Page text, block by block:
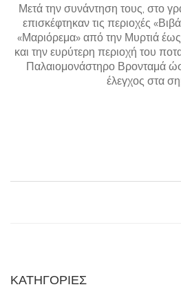
Μετά την συνάντηση τους, στο
επισκέφτηκαν τις περιοχές
«Μαριόρεμα» από την Μυρτιά
και την ευρύτερη περιοχή του
Παλαιομονάστηρο Βρονταμά
έλεγχος στα
ΚΑΤΗΓΟΡΙΕΣ